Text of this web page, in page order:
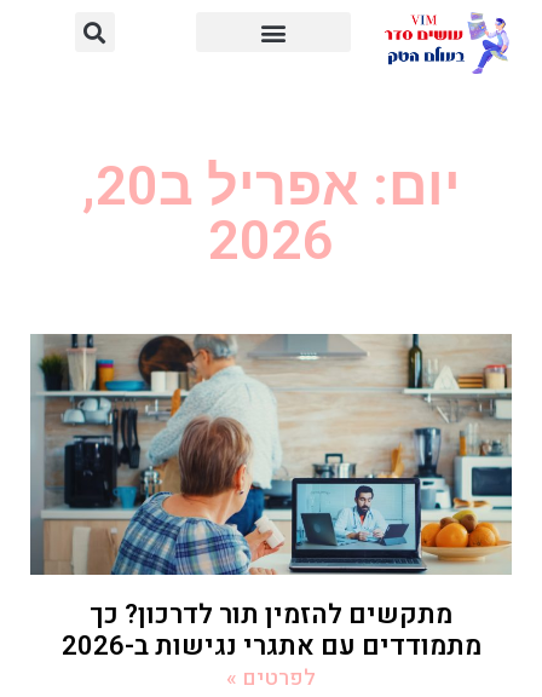
יום: אפריל ב20,
2026
מתקשים להזמין תור לדרכון? כך
מתמודדים עם אתגרי נגישות ב-2026
לפרטים »